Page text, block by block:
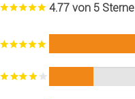
4.77 von 5 Sterne